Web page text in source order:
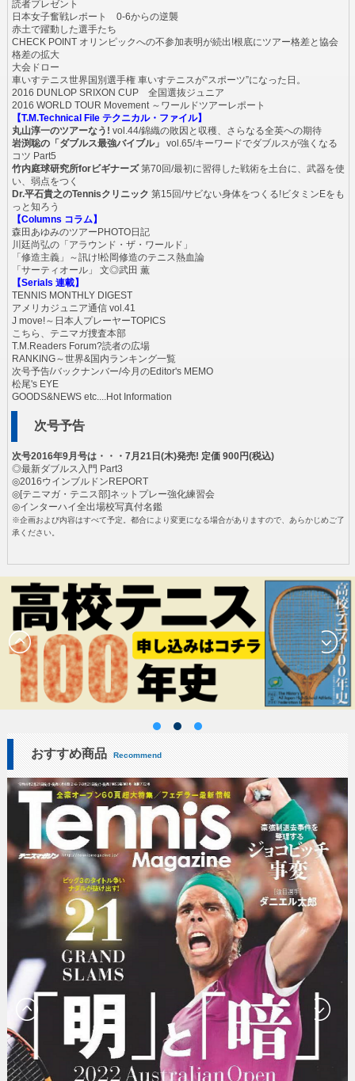
読者プレゼント
日本女子奮戦レポート 0-6からの逆襲
赤土で躍動した選手たち
CHECK POINT オリンピックへの不参加表明が続出!根底にツアー格差と協会
格差の拡大
大会ドロー
車いすテニス世界国別選手権 車いすテニスが”スポーツ”になった日。
2016 DUNLOP SRIXON CUP 全国選抜ジュニア
2016 WORLD TOUR Movement ～ワールドツアーレポート
【T.M.Technical File テクニカル・ファイル】
丸山淳一のツアーなう! vol.44/錦織の敗因と収穫、さらなる全英への期待
岩渕聡の「ダブルス最強バイブル」
vol.65/キーワードでダブルスが強くなる
コツ Part5
竹内庭球研究所forビギナーズ第70回/最初に習得した戦術を土台に、武器を使
い、弱点をつく
Dr.平石貴之のTennisクリニック 第15回/サビない身体をつくる!ビタミンEをも
っと知ろう
【Columns コラム】
森田あゆみのツアーPHOTO日記
川廷尚弘の「アラウンド・ザ・ワールド」
「修造主義」～訊け!松岡修造のテニス熱血論
「サーティオール」 文◎武田 薫
【Serials 連載】
TENNIS MONTHLY DIGEST
アメリカジュニア通信 vol.41
J move!～日本人プレーヤーTOPICS
こちら、テニマガ捜査本部
T.M.Readers Forum?読者の広場
RANKING～世界&国内ランキング一覧
次号予告/バックナンバー/今月のEditor's MEMO
松尾's EYE
GOODS&NEWS etc....Hot Information
次号予告
次号2016年9月号は・・・7月21日(木)発売! 定価 900円(税込)
◎最新ダブルス入門 Part3
◎2016ウインブルドンREPORT
◎[テニマガ・テニス部]ネットプレー強化練習会
◎インターハイ全出場校写真付名鑑
※企画および内容はすべて予定。都合により変更になる場合がありますので、あらかじめご了
承ください。
おすすめ商品 Recommend